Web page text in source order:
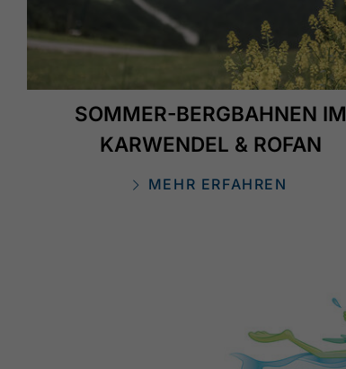
SOMMER-BERGBAHNEN IM
KARWENDEL & ROFAN
MEHR ERFAHREN